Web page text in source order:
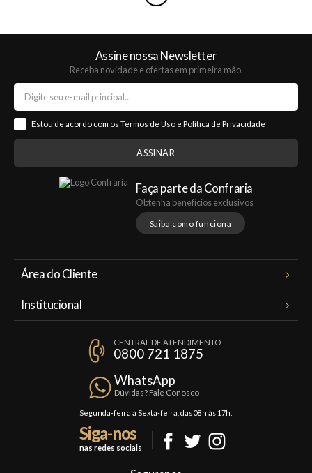
Assine nossa Newsletter
Receba novidade e ofertas em primeira mão.
Estou de acordo com os Termos de Uso e Política de Privacidade
Faça parte da Confraria
Obtenha benefícios exclusivos
Saiba como funciona
Área do Cliente
Institucional
Política de Privacidade
Trocas e Devoluções
Formas de Pagamento
CENTRAL DE ATENDIMENTO
0800 721 1875
WhatsApp
Dúvidas? Fale Conosco
Segunda-feira a Sexta-feira, das 08h às 17h.
Siga-nos
nas redes sociais